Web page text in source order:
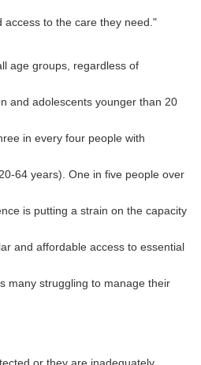
to the care they need."
age groups, regardless of
and adolescents younger than 20
in every four people with
64 years). One in five people over
is putting a strain on the capacity
and affordable access to essential
many struggling to manage their